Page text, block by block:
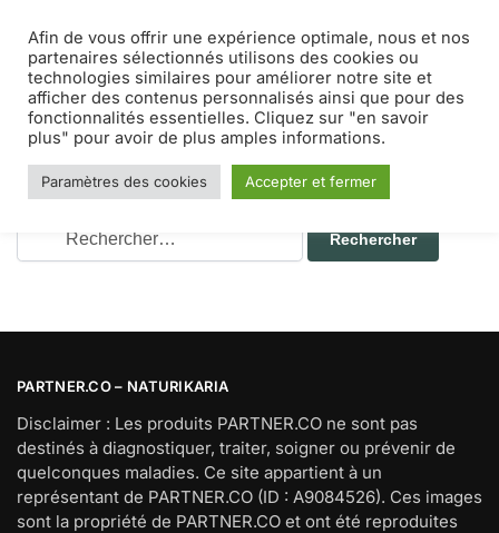
MENU 0
Accueil / Auteur : Payri Emilie
Nothing Found
searching can help.
PARTNER.CO – NATURIKARIA
Disclaimer : Les produits PARTNER.CO ne sont pas
destinés à diagnostiquer, traiter, soigner ou prévenir de
quelconques maladies. Ce site appartient à un
représentant de PARTNER.CO (ID : A9084526). Ces images
sont la propriété de PARTNER.CO et ont été reproduites
Afin de vous offrir une expérience optimale, nous et nos
partenaires sélectionnés utilisons des cookies ou
technologies similaires pour améliorer notre site et
afficher des contenus personnalisés ainsi que pour des
fonctionnalités essentielles. Cliquez sur "en savoir
plus" pour avoir de plus amples informations.
Paramètres des cookies Accepter et fermer